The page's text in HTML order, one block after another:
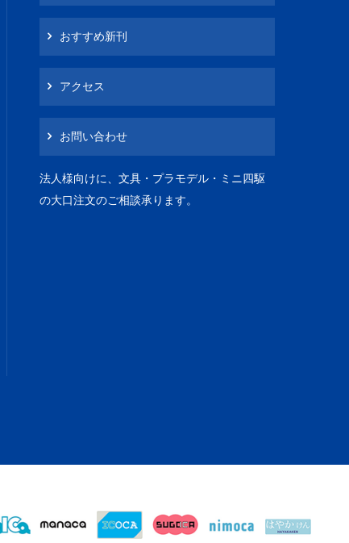
おすすめ新刊
アクセス
お問い合わせ
法人様向けに、文具・プラモデル・ミニ四駆
の大口注文のご相談承ります。